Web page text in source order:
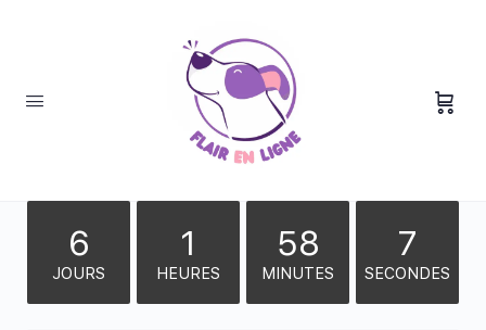
6
JOURS
1
HEURES
58
MINUTES
7
SECONDES